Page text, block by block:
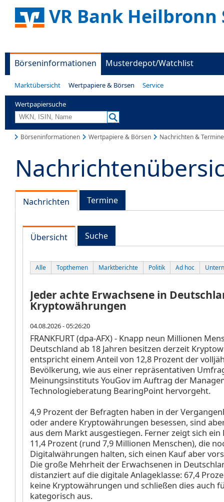
VR Bank Heilbronn
Börseninformationen Musterdepot/Watchlist
Marktübersicht Wertpapiere & Börsen Service
Wertpapiersuche
Börseninformationen Wertpapiere & Börsen Nachrichten & Termine
Nachrichten Termine
Übersicht Suche
Alle Topthemen Marktberichte Politik Ad hoc
Jeder achte Erwachsene in
Kryptowährungen
04.08.2026 - 05:26:20
FRANKFURT (dpa-AFX) - Knapp neun Millionen
Deutschland ab 18 Jahren besitzen derzeit
entspricht einem Anteil von 12,8 Prozent der
Bevölkerung, wie aus einer repräsentativen
Meinungsinstituts YouGov im Auftrag der
Technologieberatung BearingPoint hervorgeht.
4,9 Prozent der Befragten haben in der
oder andere Kryptowährungen besessen, sind
aus dem Markt ausgestiegen. Ferner zeigt sich ein
11,4 Prozent (rund 7,9 Millionen Menschen), die
Digitalwährungen halten, sich einen Kauf aber
Die große Mehrheit der Erwachsenen in
distanziert auf die digitale Anlageklasse: 67,4
keine Kryptowährungen und schließen dies auch
kategorisch aus.